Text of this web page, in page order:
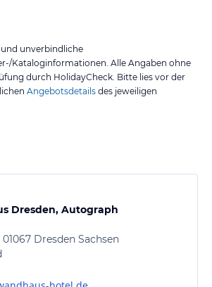
unverbindliche
Kataloginformationen. Alle Angaben ohne
durch HolidayCheck. Bitte lies vor der
Angebotsdetails des jeweiligen
Dresden, Autograph
Dresden Sachsen